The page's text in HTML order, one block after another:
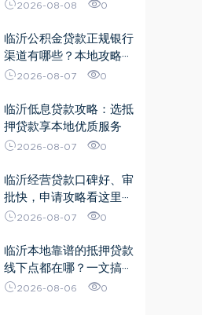
2026-08-08 0
临沂公积金贷款正规银行
渠道有哪些？本地攻略···
2026-08-07 0
临沂低息贷款攻略：选抵
押贷款享本地优质服务
2026-08-07 0
临沂经营贷款口碑好、审
批快，申请攻略看这里···
2026-08-07 0
临沂本地靠谱的抵押贷款
线下点都在哪？一文搞···
2026-08-06 0